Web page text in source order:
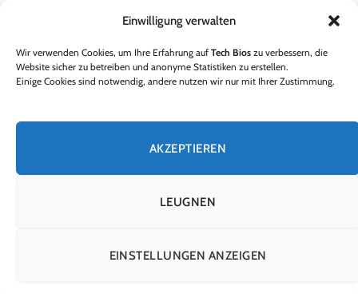
Einwilligung verwalten
Wir verwenden Cookies, um Ihre Erfahrung auf Tech Bios zu verbessern, die
Website sicher zu betreiben und anonyme Statistiken zu erstellen.
Einige Cookies sind notwendig, andere nutzen wir nur mit Ihrer Zustimmung.
AKZEPTIEREN
LEUGNEN
EINSTELLUNGEN ANZEIGEN
Ralf Dammasch Traueranzeige:
June 26, 2024 13,286Views
hinter den Gerüchten
October 5, 2024 9,301
HEIM ÜBER UNS
KONTAKTIERE UNS